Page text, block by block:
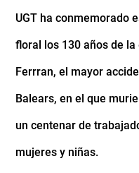
UGT ha conmemorado
floral los 130 años de
Ferrran, el mayor
Balears, en el que
un centenar de
mujeres y niñas.